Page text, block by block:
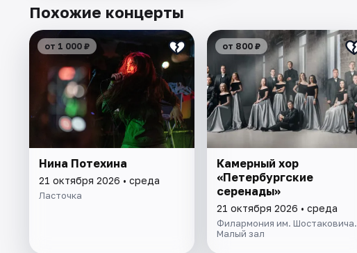
Похожие концерты
от 1 000 ₽
Нина Потехина
21 октября 2026 • среда
Ласточка
от 800 ₽
Камерный хор
«Петербургские
серенады»
21 октября 2026 • среда
Филармония им. Шостаковича.
Малый зал